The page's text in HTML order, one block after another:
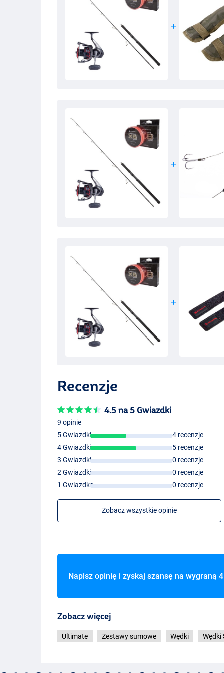
- Aluminiowa szpula longcast
- System natychmiastowej blokady obrotów
- Mocny, wielotarczowy hamulec
- Uszczelniony przed brudem i wilgocią
Plecionka Sumowa Ultimate Catstrike X8 Braid
- Długość: 300 m
- Doskonała rejestracja brań
- Wysoka wytrzymałość na węzłach i odporność na
- Idealna do łowienia sumów
Recenzje
4.5 na 5 Gwiazdki
9 opinie
5 Gwiazdki
4 recenzje
4 Gwiazdki
5 recenzje
3 Gwiazdki
0 recenzje
2 Gwiazdki
0 recenzje
1 Gwiazdka
0 recenzje
Zobacz wszystkie opinie
Napisz opinię i zyskaj szansę na wygraną
Zobacz więcej
Ultimate Zestawy sumowe Wędki Wędki